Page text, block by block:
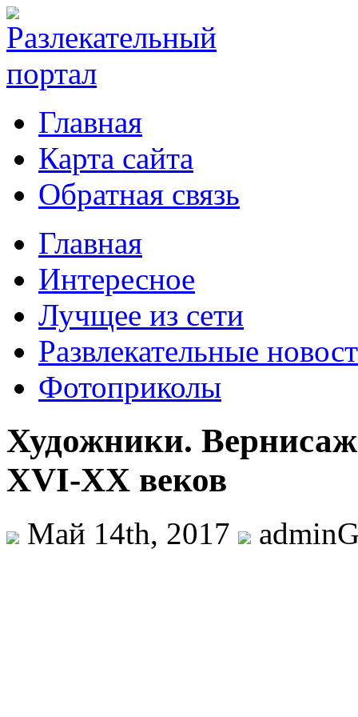
Главная
Карта сайта
Обратная связь
Главная
Интересное
Лучщее из сети
Развлекательные
Фотоприколы
Художники.
XVI-XX веков
Май 14th, 2017